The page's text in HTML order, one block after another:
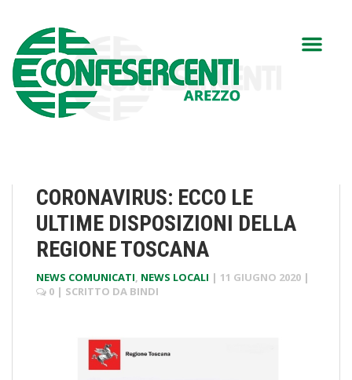
CORONAVIRUS: ECCO LE
ULTIME DISPOSIZIONI DELLA
REGIONE TOSCANA
NEWS COMUNICATI, NEWS LOCALI | 11 GIUGNO 2020 |
0 | SCRITTO DA BINDI